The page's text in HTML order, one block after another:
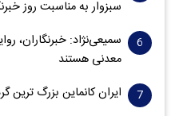
سبزوار به مناسبت روز
سمیعی‌نژاد: خبرنگاران،
معدنی هستند
ایران کانماین بزرگ